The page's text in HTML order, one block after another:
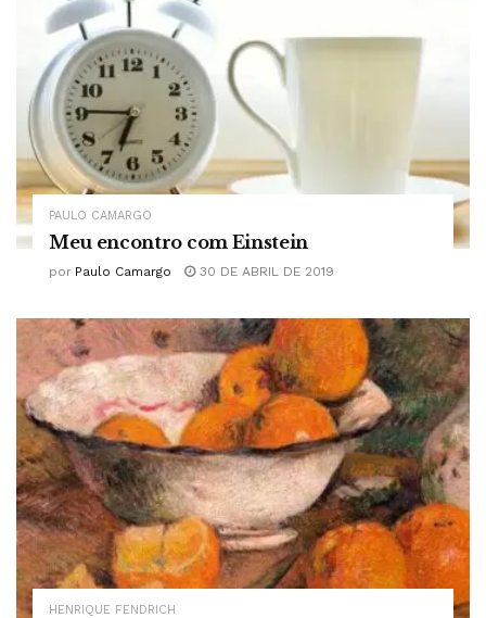
PAULO CAMARGO
Meu encontro com Einstein
por Paulo Camargo 30 DE ABRIL DE 2019
HENRIQUE FENDRICH